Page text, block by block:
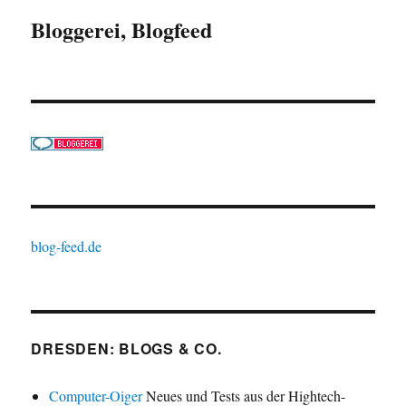
Bloggerei, Blogfeed
blog-feed.de
DRESDEN: BLOGS & CO.
Computer-OigerNeues und Tests aus der Hightech-